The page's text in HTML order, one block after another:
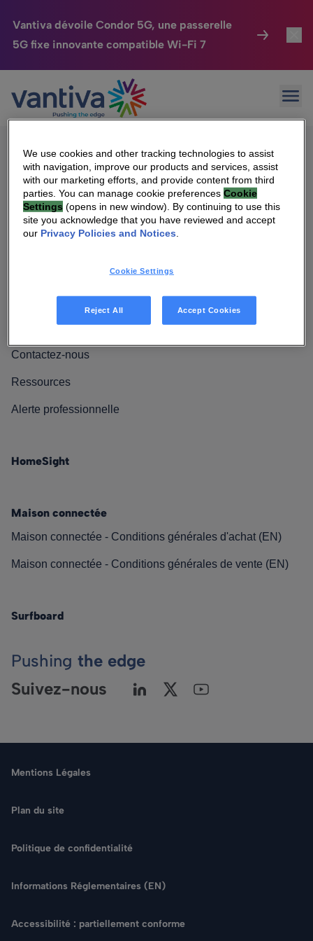
Vantiva dévoile Condor 5G, une passerelle
5G fixe innovante compatible Wi-Fi 7
Passer au contenu principal
Maison Connectée
HomeSight
Entreprise
Nos Engagements
Rechercher
Sorry, no results were found.
Rechercher :
Qui sommes-nous
Relations investisseurs
Nos engagements
Contactez-nous
Ressources
Alerte professionnelle
HomeSight
Maison connectée
Maison connectée - Conditions générales d'achat (EN)
Maison connectée - Conditions générales de vente (EN)
Surfboard
Pushing the edge
Suivez-nous
Mentions Légales
Plan du site
Politique de confidentialité
Informations Réglementaires (EN)
Accessibilité : partiellement conforme
We use cookies and other tracking technologies to assist
with navigation, improve our products and services, assist
with our marketing efforts, and provide content from third
parties. You can manage cookie preferencesCookie
Settings (opens in new window). By continuing to use this
site you acknowledge that you have reviewed and accept
our Privacy Policies and Notices
Cookie Settings
Reject All Accept Cookies